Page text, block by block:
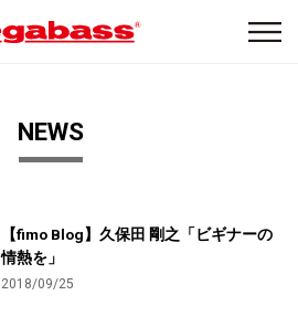
NEWS
【fimo Blog】久保田 剛之「ビギナーの
情熱を」
2018/09/25